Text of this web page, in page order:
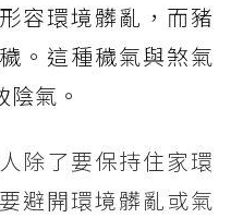
容環境髒亂，而豬
。這種穢氣與煞氣
氣。
除了要保持住家環
避開環境髒亂或氣